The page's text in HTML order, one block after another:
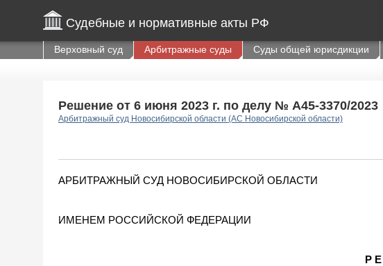
Судебные и нормативные акты РФ
Верховный суд Арбитражные суды Суды общей юрисдикции
Решение от 6 июня 2023 г. по делу № А45-3370/2023
Арбитражный суд Новосибирской области (АС Новосибирской области)
АРБИТРАЖНЫЙ СУД НОВОСИБИРСКОЙ ОБЛАСТИ
ИМЕНЕМ РОССИЙСКОЙ ФЕДЕРАЦИИ
Р